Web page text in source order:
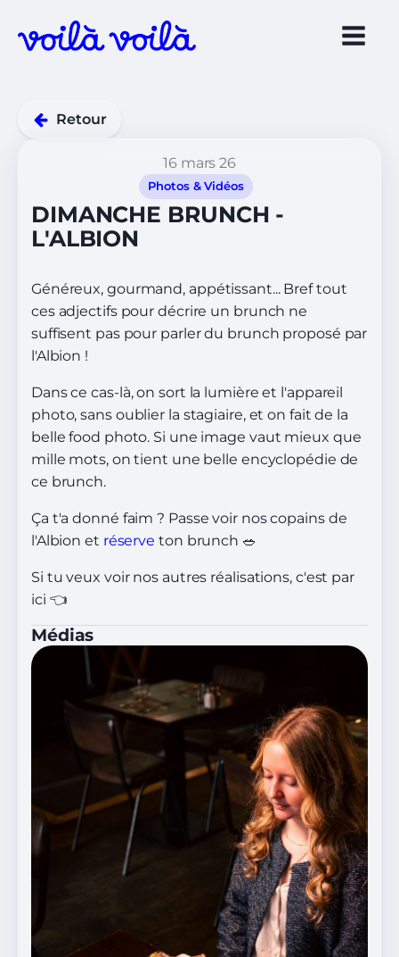
Retour
Photos & Vidéos
16 mars 26
DIMANCHE BRUNCH -
L'ALBION
Généreux, gourmand, appétissant... Bref tout
ces adjectifs pour décrire un brunch ne
suffisent pas pour parler du brunch proposé par
l'Albion !
Dans ce cas-là, on sort la lumière et l'appareil
photo, sans oublier la stagiaire, et on fait de la
belle food photo. Si une image vaut mieux que
mille mots, on tient une belle encyclopédie de
ce brunch.
Ça t'a donné faim ? Passe voir nos copains de
l'Albion et réserve ton brunch 🥗
Si tu veux voir nos autres réalisations, c'est par
ici 👈
Médias